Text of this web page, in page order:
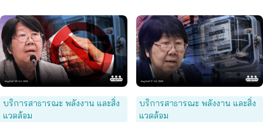
บริการสาธารณะ พลังงาน และสิ่ง
แวดล้อม
บริการสาธารณะ พลังงาน และสิ่ง
แวดล้อม